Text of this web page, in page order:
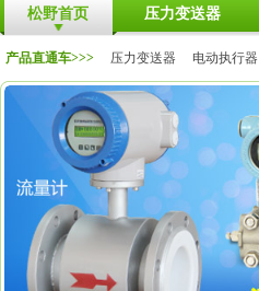
松野首页 压力变送器
产品直通车>>> 压力变送器 电动执行器